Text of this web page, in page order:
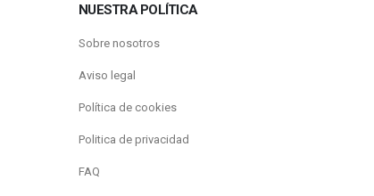
NUESTRA POLÍTICA
Sobre nosotros
Aviso legal
Política de cookies
Politica de privacidad
FAQ